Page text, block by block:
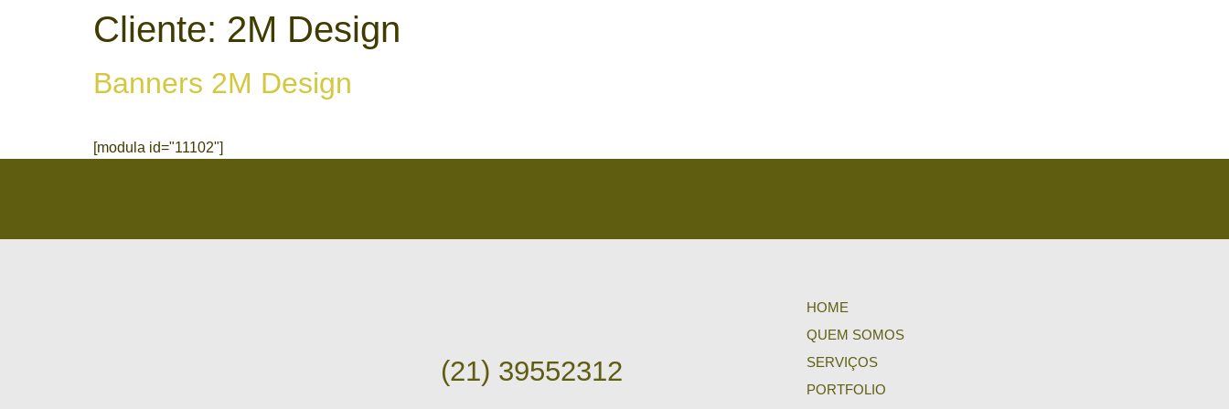
Cliente: 2M Design
Banners 2M Design
[modula id="11102"]
(21) 39552312
HOME
QUEM SOMOS
SERVIÇOS
PORTFOLIO